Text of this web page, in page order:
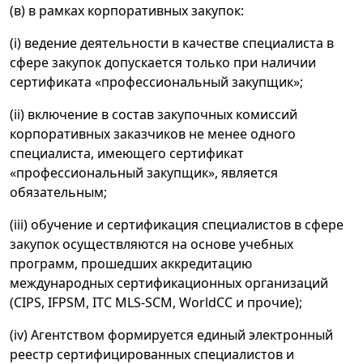
(в) в рамках корпоративных закупок:
(i) ведение деятельности в качестве специалиста в
сфере закупок допускается только при наличии
сертификата «профессиональный закупщик»;
(ii) включение в состав закупочных комиссий
корпоративных заказчиков не менее одного
специалиста, имеющего сертификат
«профессиональный закупщик», является
обязательным;
(iii) обучение и сертификация специалистов в сфере
закупок осуществляются на основе учебных
программ, прошедших аккредитацию
международных сертификационных организаций
(CIPS, IFPSM, ITC MLS-SCM, WorldCC и прочие);
(iv) Агентством формируется единый электронный
реестр сертифицированных специалистов и